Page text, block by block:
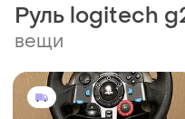
Руль logitech
вещи